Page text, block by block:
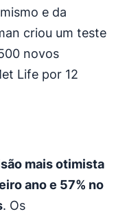
e da
criou um teste
novos
Life por 12
mais otimista
ano e 57% no
. Os